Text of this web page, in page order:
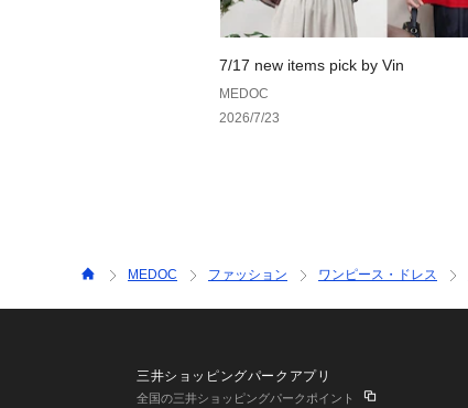
7/17 new items pick by Vin
MEDOC
2026/7/23
MEDOC ファッション ワンピース・ドレス
三井ショッピングパークアプリ
全国の三井ショッピングパークポイント